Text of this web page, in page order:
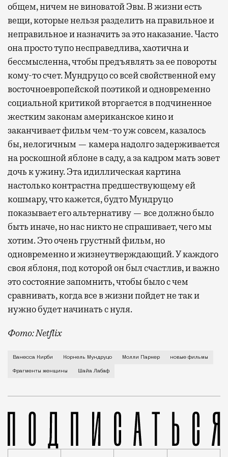
общем, ничем не виноватой Эвы. В жизни есть
вещи, которые нельзя разделить на правильное и
неправильное и назначить за это наказание. Часто
она просто тупо несправедлива, хаотична и
бессмысленна, чтобы предъявлять за ее повороты
кому-то счет. Мундруцо со всей свойственной ему
восточноевропейской поэтикой и одновременно
социальной критикой вторгается в подчиненное
жестким законам американское кино и
заканчивает фильм чем-то уж совсем, казалось
бы, нелогичным — камера надолго задерживается
на роскошной яблоне в саду, а за кадром мать зовет
дочь к ужину. Эта идиллическая картина
настолько контрастна предшествующему ей
кошмару, что кажется, будто Мундруцо
показывает его альтернативу — все должно было
быть иначе, но нас никто не спрашивает, чего мы
хотим. Это очень грустный фильм, но
одновременно и жизнеутверждающий. У каждого
своя яблоня, под которой он был счастлив, и важно
это состояние запомнить, чтобы было с чем
сравнивать, когда все в жизни пойдет не так и
нужно будет начинать с нуля.
Фото: Netflix
«У вас красивые очки», — вдруг говорит
Ванесса Кирби Корнель Мундруцо Молли Паркер новые фильмы
Фрагменты женщины Шайа Лабаф